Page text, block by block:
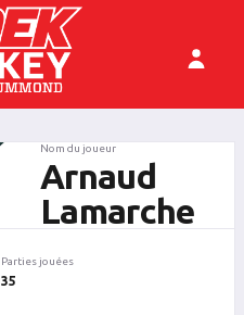
Nom du joueur
Arnaud
Lamarche
Parties jouées
35